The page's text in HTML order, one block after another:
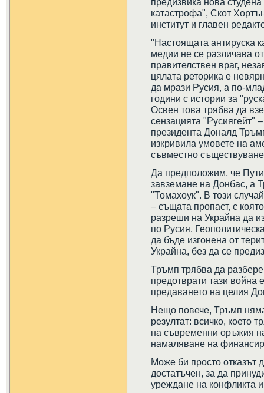
катастрофа", Скот
институт и главен
"Настоящата антируска
медии не се различава
правителствен враг,
цялата реторика е
да мрази Русия, а по-
години с истории за
Освен това трябва да
сензацията "Русиягейт"
президента Доналд
изкривила умовете на
съвместно
Да предположим, че
завземане на Донбас, а
"Томахоук". В този
– същата пропаст, с
разреши на Украйна да
по Русия.
да бъде изгонена от
Украйна, без да се
Тръмп трябва да
предотврати тази
предаването на целия
Нещо повече, Тръмп
резултат: всичко, което
на съвременни оръжия
намаляване на
Може би просто отказът
достатъчен, за да
уреждане на конфликта